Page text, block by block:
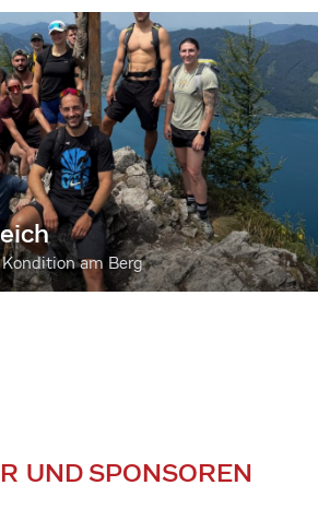
am Berg
UND SPONSOREN